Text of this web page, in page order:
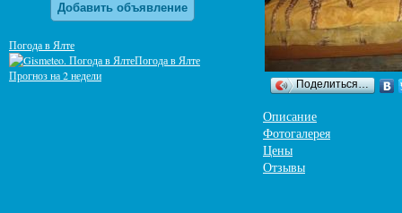
Поделиться…
Описание
Фотогалерея
Цены
Отзывы
Добавить объявление
Погода в Ялте
Погода в Ялте
Прогноз на 2 недели